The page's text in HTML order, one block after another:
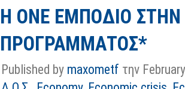
Η ΟΝΕ ΕΜΠΟΔΙΟ
ΠΡΟΓΡΑΜΜΑΤΟΣ*
Published by maxometf την